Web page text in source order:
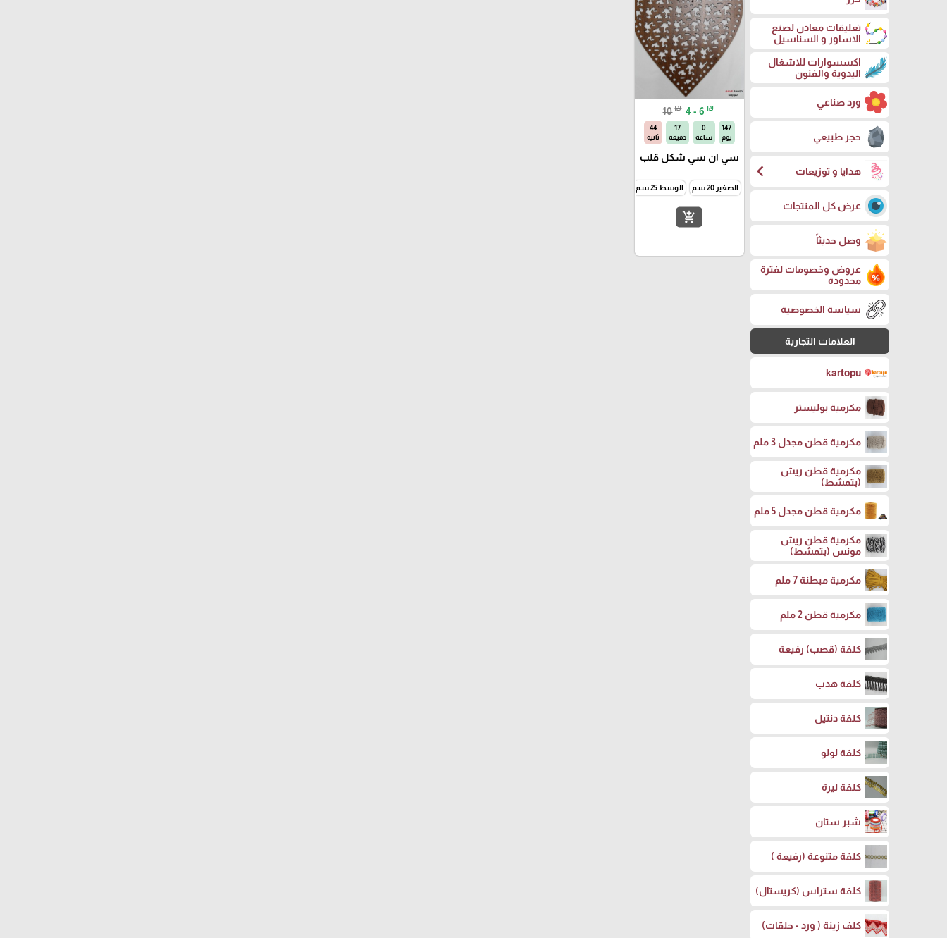
تعليقات معادن لصنع
الاساور و السناسيل
اكسسوارات للاشغال
اليدوية والفنون
ورد صناعي
حجر طبيعي
هدايا و توزيعات chevron_left
عرض كل المنتجات
وصل حديثاً
عروض وخصومات لفترة
محدودة
سياسة الخصوصية
العلامات التجارية
kartopu
مكرمية بوليستر
مكرمية قطن مجدل 3 ملم
مكرمية قطن ريش
(بتمشط)
مكرمية قطن مجدل 5 ملم
مكرمية قطن ريش
مونس (بتمشط)
مكرمية مبطنة 7 ملم
مكرمية قطن 2 ملم
كلفة (قصب) رفيعة
كلفة هدب
كلفة دنتيل
كلفة لولو
كلفة ليرة
شبر ستان
كلفة متنوعة (رفيعة )
كلفة ستراس (كريستال)
كلف زينة ( ورد - حلقات)
10 ₪ 4 - 6 ₪
147
يوم
0
ساعة
17
دقيقة
43
ثانية
سي ان سي شكل قلب
الصغير 20 سم الوسط 25 سم
add_shopping_cart